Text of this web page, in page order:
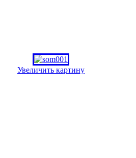
Увеличить картину